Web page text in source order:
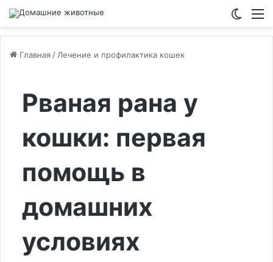
Главная / Лечение и профилактика кошек
Рваная рана у
кошки: первая
помощь в
домашних
условиях